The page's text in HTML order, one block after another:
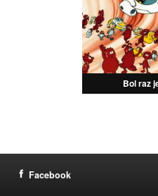
Bol raz
Facebook